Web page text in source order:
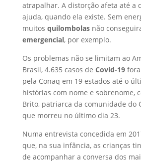
atrapalhar. A distorção afeta até a
ajuda, quando ela existe. Sem
muitos quilombolasnão
emergencial, por exemplo.
Os problemas não se limitam ao
Brasil, 4.635 casos de Covid-19
pela Conaq em 19 estados até o
histórias com nome e sobrenome,
Brito, patriarca da comunidade do
que morreu no último dia 23.
Numa entrevista concedida em
que, na sua infância, as crianças
de acompanhar a conversa dos